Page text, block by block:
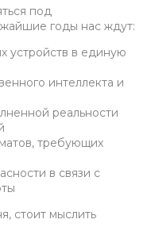
под
годы нас ждут:
устройств в единую
интеллекта и
реальности
требующих
в связи с
стоит мыслить